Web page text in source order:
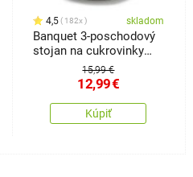
4,5 182x skladom
Banquet 3-poschodový
stojan na cukrovinky
15,99 €
12,99€
Kúpiť